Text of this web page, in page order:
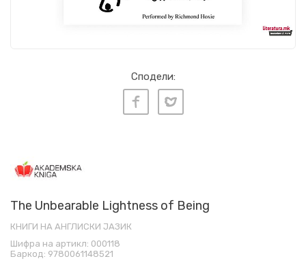
Сподели:
The Unbearable Lightness of Being
КНИГИ НА АНГЛИСКИ ЈАЗИК
Шифра на артикл: 000118
Баркод: 9780061148521